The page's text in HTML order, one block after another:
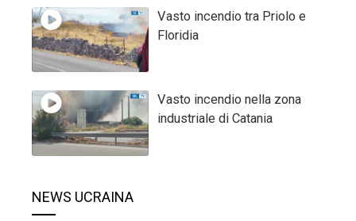
Vasto incendio tra Priolo e
Floridia
Vasto incendio nella zona
industriale di Catania
NEWS UCRAINA